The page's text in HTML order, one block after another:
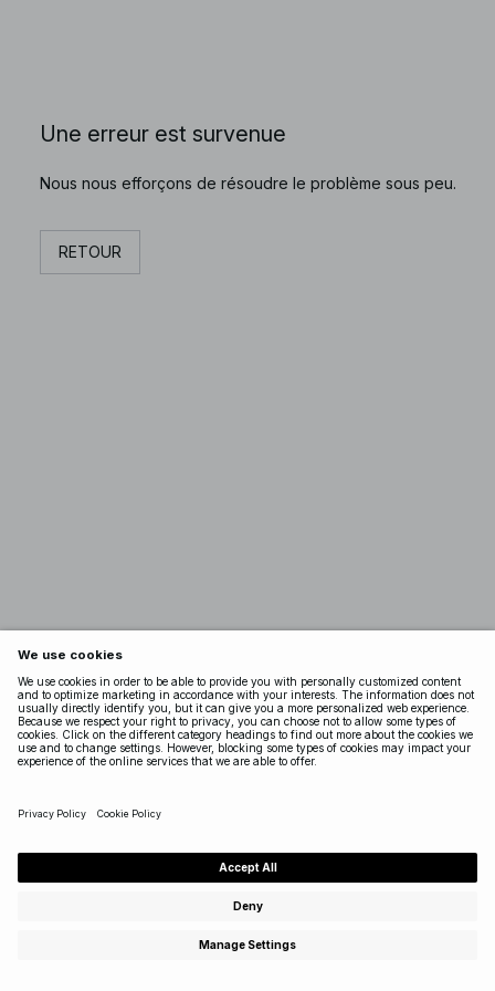
Une erreur est survenue
Nous nous efforçons de résoudre le problème sous peu.
RETOUR